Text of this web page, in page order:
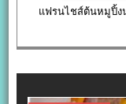
แฟรนไชส์ต้นหมูปิ้ง